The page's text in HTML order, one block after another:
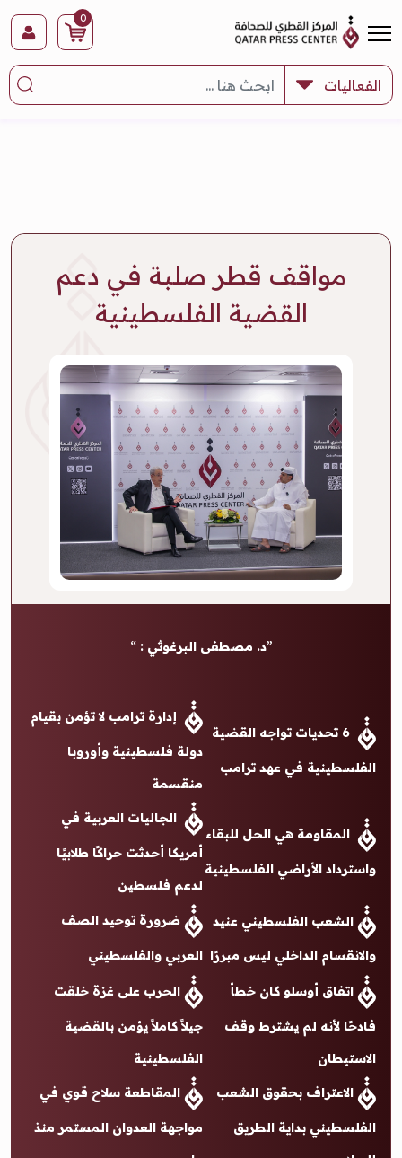
0
مواقف قطر صلبة في دعم
القضية الفلسطينية
د. مصطفى البرغوثي :
6 تحديات تواجه القضية
الفلسطينية في عهد ترامب
إدارة ترامب لا تؤمن بقيام
دولة فلسطينية وأوروبا
منقسمة
المقاومة هي الحل للبقاء
واسترداد الأراضي الفلسطينية
الجاليات العربية في
أمريكا أحدثت حراكًا طلابيًا
لدعم فلسطين
الشعب الفلسطيني عنيد
والانقسام الداخلي ليس مبررًا
ضرورة توحيد الصف
العربي والفلسطيني
اتفاق أوسلو كان خطأ
فادحًا لأنه لم يشترط وقف
الاستيطان
الحرب على غزة خلقت
جيلاً كاملاً يؤمن بالقضية
الفلسطينية
الاعتراف بحقوق الشعب
الفلسطيني بداية الطريق
المقاطعة سلاح قوي في
مواجهة العدوان المستمر منذ